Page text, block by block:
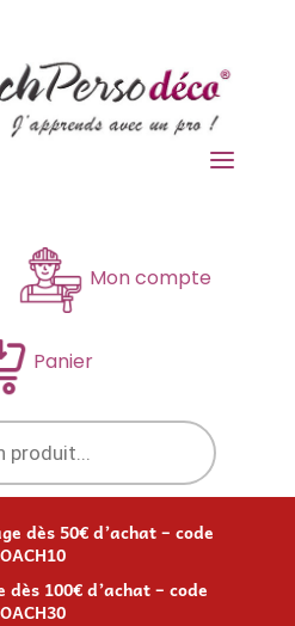
a
Mon compte
Panier
dès 50€ d’achat – code
100€ d’achat – code